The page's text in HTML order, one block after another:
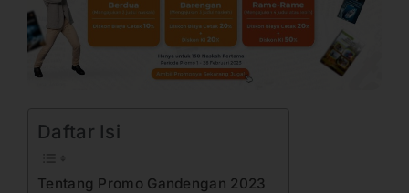
Daftar Isi
Tentang Promo Gandengan 2023